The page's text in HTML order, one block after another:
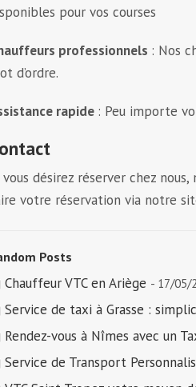
pour vos courses
professionnels : Nos
d’ordre.
rapide : Peu importe
vous désirez réserver chez
votre réservation via notre
Posts
Chauffeur VTC en Ariège - 17/05/
Service de taxi à Grasse :
Rendez-vous à Nîmes avec un
Service de Transport